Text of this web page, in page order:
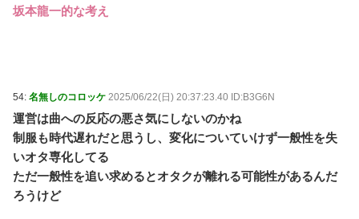
坂本龍一的な考え
54: 名無しのコロッケ 2025/06/22(日) 20:37:23.40 ID:B3G6N
運営は曲への反応の悪さ気にしないのかね
制服も時代遅れだと思うし、変化についていけず一般性を失
いオタ専化してる
ただ一般性を追い求めるとオタクが離れる可能性があるんだ
ろうけど